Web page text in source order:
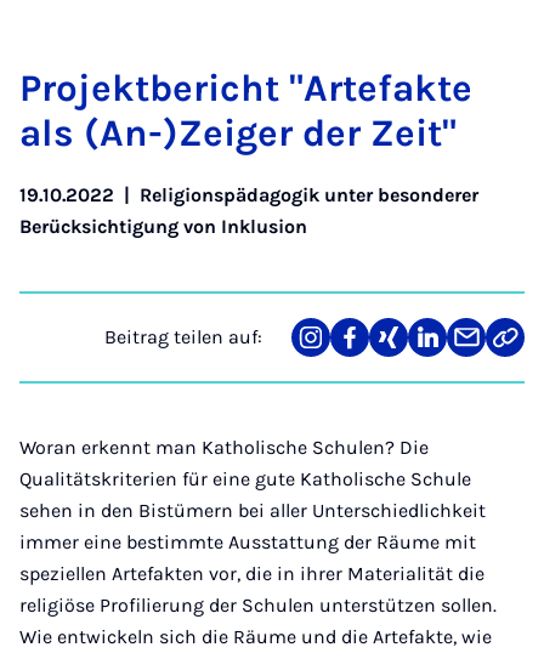
Pro­jekt­be­richt "Ar­te­fak­te
als (An-)Zei­ger der Zeit"
19.10.2022 | Religionspädagogik unter besonderer
Berücksichtigung von Inklusion
Beitrag teilen auf:
Teilen
auf
Teilen
auf
Teilen
auf
Teilen
auf
Teilen
über
Link
Woran erkennt man Katholische Schulen? Die
Qualitätskriterien für eine gute Katholische Schule
sehen in den Bistümern bei aller Unterschiedlichkeit
immer eine bestimmte Ausstattung der Räume mit
speziellen Artefakten vor, die in ihrer Materialität die
religiöse Profilierung der Schulen unterstützen sollen.
Wie entwickeln sich die Räume und die Artefakte, wie